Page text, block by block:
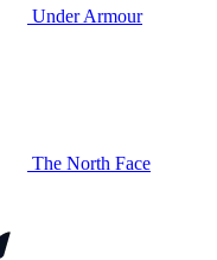
Under Armour
The North Face